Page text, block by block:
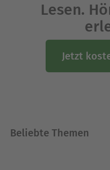
Lesen.
Jetzt
Beliebte Themen